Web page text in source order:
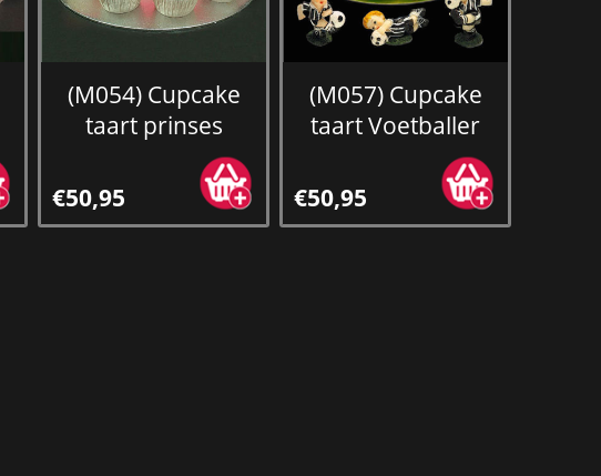
(M054) Cupcake
taart prinses
€50,95
(M057) Cupcake
taart Voetballer
€50,95